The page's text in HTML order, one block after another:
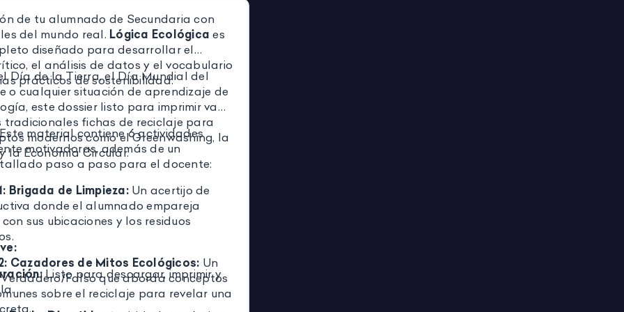
de tu alumnado de Secundaria con
del mundo real. Lógica Ecológica es
diseñado para desarrollar el
el análisis de datos y el vocabulario
prácticos de sostenibilidad.
Día de la Tierra, el Día Mundial del
o cualquier situación de aprendizaje de
este dossier listo para imprimir va
tradicionales fichas de reciclaje para
modernos como el Greenwashing, la
la Economía Circular.
material contiene 6 actividades
motivadoras, además de un
paso a paso para el docente:
Brigada de Limpieza:Un acertijo de
donde el alumnado empareja
sus ubicaciones y los residuos
Cazadores de Mitos Ecológicos: Un
Falso que aborda conceptos
sobre el reciclaje para revelar una
Listo para descargar, imprimir y